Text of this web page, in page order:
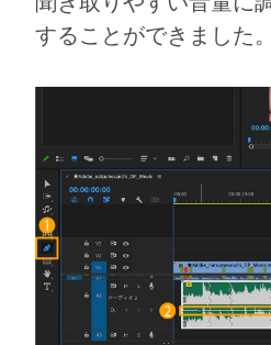
することができました。